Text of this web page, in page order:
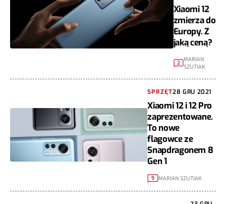
Xiaomi 12
zmierza do
Europy. Z
jaką ceną?
2 MARIAN
SZUTIAK
SPRZĘT28 GRU 2021
Xiaomi 12 i 12 Pro
zaprezentowane.
To nowe
flagowce ze
Snapdragonem 8
Gen 1
9 MARIAN SZUTIAK